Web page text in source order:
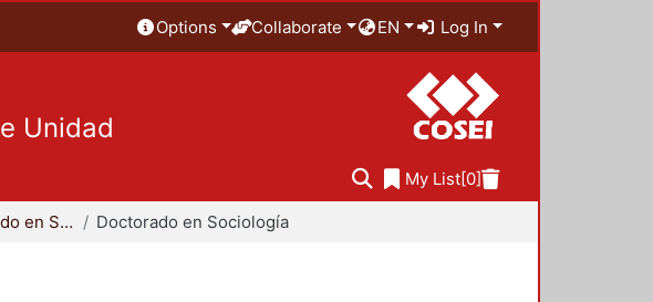
Options Collaborate EN Log In
Unidad
My List[0]
Maestría y Doctorado en Sociología Doctorado en Sociología